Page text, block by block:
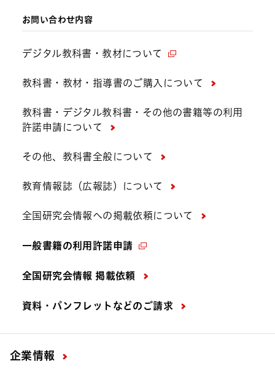
お問い合わせ内容
デジタル教科書・教材について
教科書・教材・指導書のご購入について
教科書・デジタル教科書・その他の書籍等の利用
許諾申請について
その他、教科書全般について
教育情報誌（広報誌）について
全国研究会情報への掲載依頼について
一般書籍の利用許諾申請
全国研究会情報 掲載依頼
資料・パンフレットなどの ご請求
企業情報